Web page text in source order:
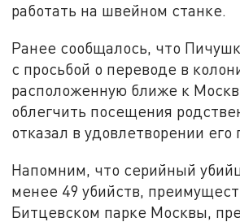
работать на швейном станке.
Ранее сообщалось, что
с просьбой о переводе в
расположенную ближе к
облегчить посещения
отказал в удовлетворении его
Напомним, что серийный
менее 49 убийств,
Битцевском парке Москвы,